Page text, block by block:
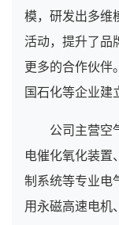
模，研发出多维
活动，提升了品
更多的合作伙伴
国石化等企业建
公司主营空气
电催化氧化装置
制系统等专业电
用永磁高速电机